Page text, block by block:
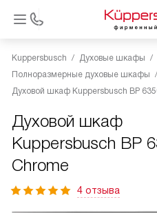
Kuppersbusch
Духовые шкафы
Полноразмерные духовые шкафы
Духовой шкаф Kuppersbusch BP
Духовой шкаф
Kuppersbusch BP
Chrome
4 отзыва